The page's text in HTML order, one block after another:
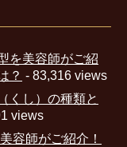
を美容師がご紹
？ - 83,316 views
くし）の種類と
views
容師がご紹介！